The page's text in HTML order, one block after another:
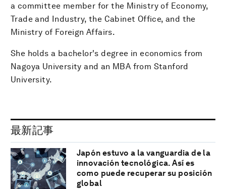
a committee member for the Ministry of Economy,
Trade and Industry, the Cabinet Office, and the
Ministry of Foreign Affairs.
She holds a bachelor's degree in economics from
Nagoya University and an MBA from Stanford
University.
最新記事
Japón estuvo a la vanguardia de la
innovación tecnológica. Así es
como puede recuperar su posición
global